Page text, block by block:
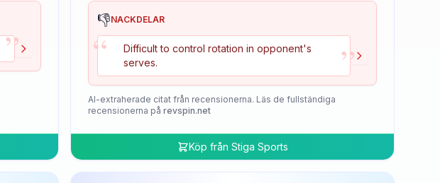
”
👎NACKDELAR
“
Difficult to control rotation in opponent's
serves.
”
AI-extraherade citat från recensionerna. Läs de fullständiga
recensionerna på revspin.net
Köp från Stiga Sports